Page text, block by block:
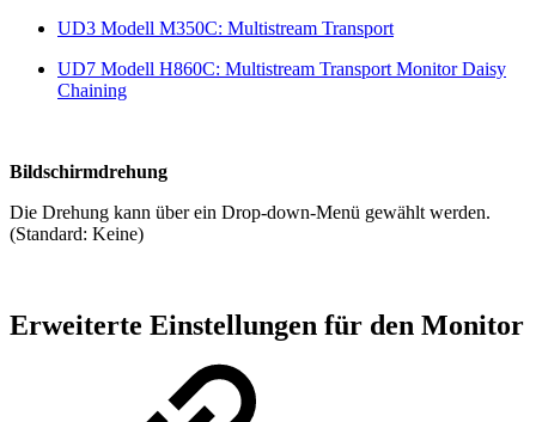
UD3 Modell M350C: Multistream Transport
UD7 Modell H860C: Multistream Transport Monitor Daisy
Chaining
Bildschirmdrehung
Die Drehung kann über ein Drop-down-Menü gewählt werden.
(Standard: Keine)
Erweiterte Einstellungen für den Monitor